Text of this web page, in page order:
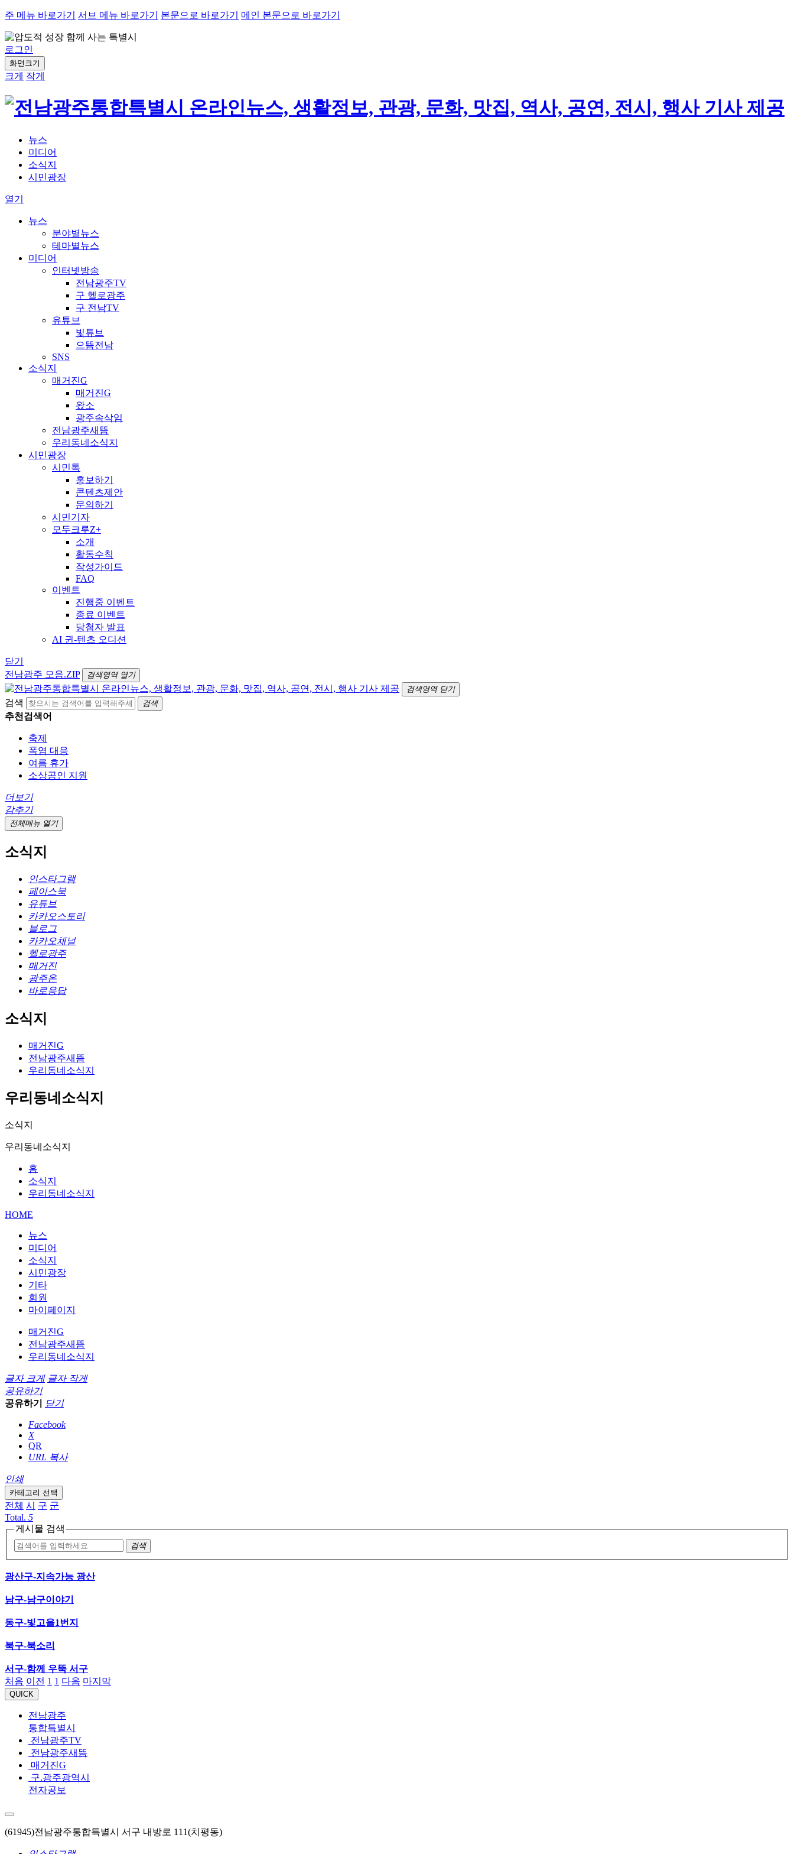
주 메뉴 바로가기 서브 메뉴 바로가기 본문으로 바로가기 메인 본문으로 바로가기
로그인
화면크기
크게 작게
뉴스
미디어
소식지
시민광장
열기
뉴스
분야별뉴스
테마별뉴스
미디어
인터넷방송
전남광주TV
구 헬로광주
구 전남TV
유튜브
빛튜브
으뜸전남
SNS
소식지
매거진G
매거진G
왔소
광주속삭임
전남광주새뜸
우리동네소식지
시민광장
시민톡
홍보하기
콘텐츠제안
문의하기
시민기자
모두크루Z+
소개
활동수칙
작성가이드
FAQ
이벤트
진행중 이벤트
종료 이벤트
당첨자 발표
AI 귄-텐츠 오디션
닫기
전남광주 모음.ZIP
검색영역 열기
검색영역 닫기
검색 검색
추천검색어
축제
폭염 대응
여름 휴가
소상공인 지원
더보기
감추기
전체메뉴 열기
소식지
인스타그램
페이스북
유튜브
카카오스토리
블로그
카카오채널
헬로광주
매거진
광주온
바로응답
소식지
매거진G
전남광주새뜸
우리동네소식지
우리동네소식지
소식지
우리동네소식지
홈
소식지
우리동네소식지
HOME
뉴스
미디어
소식지
시민광장
기타
회원
마이페이지
매거진G
전남광주새뜸
우리동네소식지
글자 크게 글자 작게
공유하기
공유하기
닫기
Facebook
X
QR
URL 복사
인쇄
카테고리 선택
전체 시 구 군
Total. 5
게시물 검색
검색
광산구-지속가능 광산
남구-남구이야기
동구-빛고을1번지
북구-북소리
서구-함께 우뚝 서구
처음 이전 1 1 다음 마지막
QUICK
전남광주
통합특별시
전남광주TV
전남광주새뜸
매거진G
구.광주광역시
전자공보
(61945)전남광주통합특별시 서구 내방로 111(치평동)